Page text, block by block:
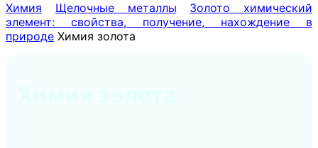
Химия Щелочные металлы
Золото химический
элемент: свойства, получение, нахождение в
природе Химия золота